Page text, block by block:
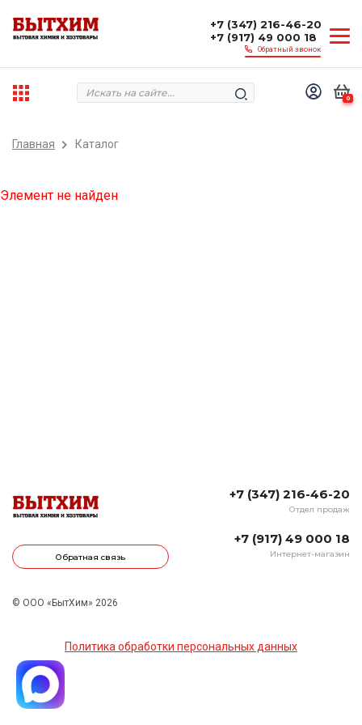
+7 (347) 216-46-20
+7 (917) 49 000 18
Обратный звонок
0
Главная Каталог
Элемент не найден
Обратная связь
+7 (347) 216-46-20
Отдел продаж
+7 (917) 49 000 18
Интернет-магазин
© ООО «БытХим» 2026
Политика обработки персональных данных